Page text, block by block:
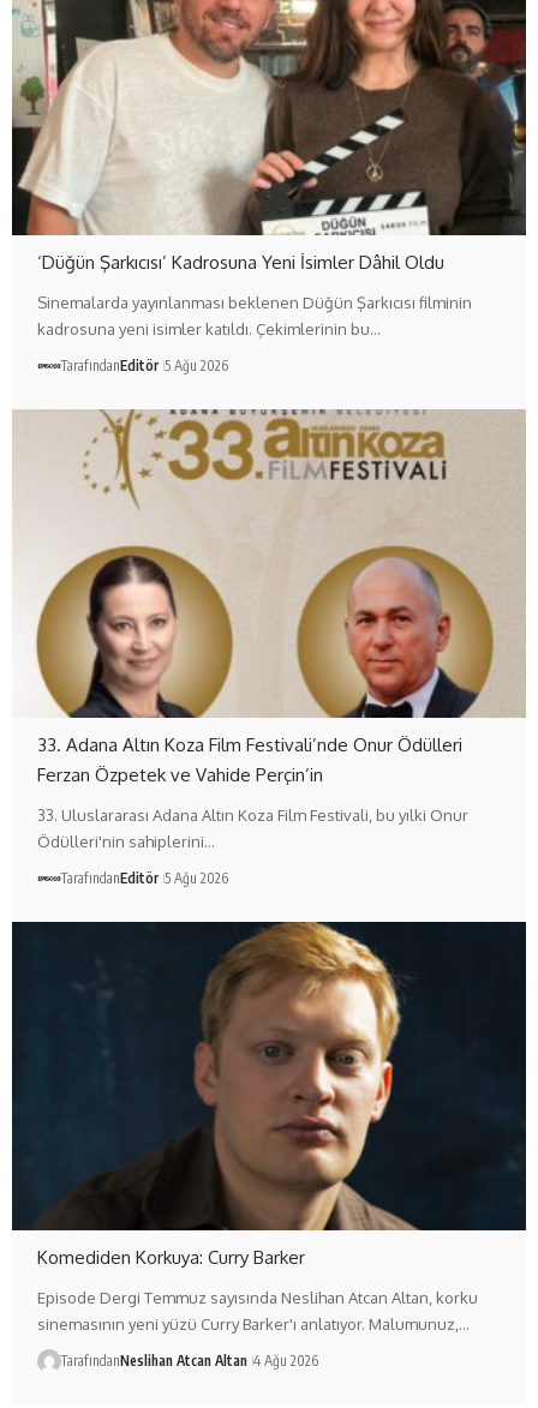
‘Düğün Şarkıcısı’ Kadrosuna Yeni İsimler Dâhil Oldu
Sinemalarda yayınlanması beklenen Düğün Şarkıcısı filminin
kadrosuna yeni isimler katıldı. Çekimlerinin bu…
TarafındanEditör 5 Ağu 2026
33. Adana Altın Koza Film Festivali’nde Onur Ödülleri
Ferzan Özpetek ve Vahide Perçin’in
33. Uluslararası Adana Altın Koza Film Festivali, bu yılki Onur
Ödülleri'nin sahiplerini…
TarafındanEditör 5 Ağu 2026
Komediden Korkuya: Curry Barker
Episode Dergi Temmuz sayısında Neslihan Atcan Altan, korku
sinemasının yeni yüzü Curry Barker'ı anlatıyor. Malumunuz,…
TarafındanNeslihan Atcan Altan 4 Ağu 2026